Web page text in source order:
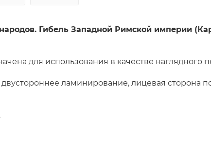
Гибель Западной Римской империи
для использования в качестве
ламинирование, лицевая сторона